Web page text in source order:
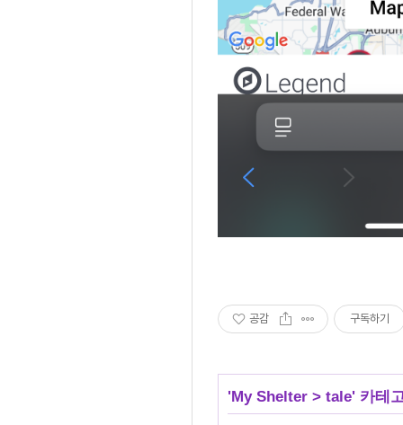
공감 구독하기
'My Shelter > tale' 카테